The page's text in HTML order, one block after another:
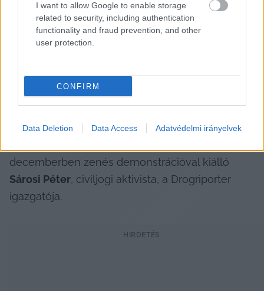
I want to allow Google to enable storage
related to security, including authentication
functionality and fraud prevention, and other
user protection.
CONFIRM
Data Deletion Data Access Adatvédelmi irányelvek
A vendéglátósok tehetetlenségről számoltak
be a bezárásokkal kapcsolatban.
„Azaz a kormány egy egyoldalú, büntető és
fegyelmező megoldást alkalmaz, ami nem a
kockázatokat növeli” – összegezte korábban a
Sárosi Péter, civiljogi aktivista, a Drogriporter
igazgatója.
HIRDETÉS